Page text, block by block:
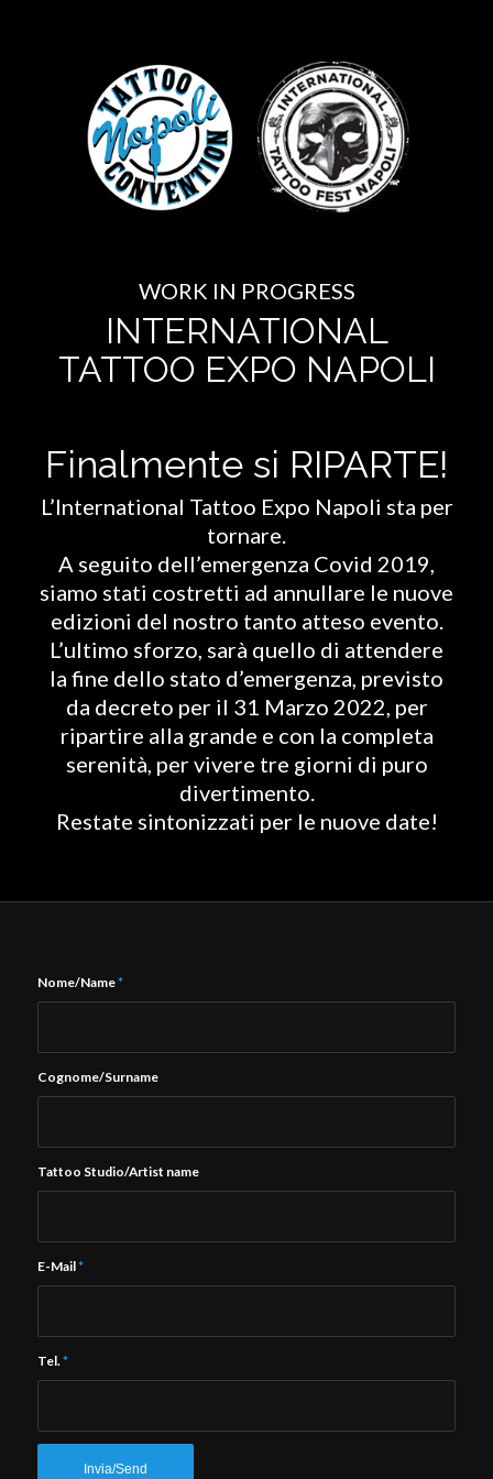
WORK IN PROGRESS
INTERNATIONAL
TATTOO EXPO NAPOLI
Finalmente si RIPARTE!
L’International Tattoo Expo Napoli sta per
tornare.
A seguito dell’emergenza Covid 2019,
siamo stati costretti ad annullare le nuove
edizioni del nostro tanto atteso evento.
L’ultimo sforzo, sarà quello di attendere
la fine dello stato d’emergenza, previsto
da decreto per il 31 Marzo 2022, per
ripartire alla grande e con la completa
serenità, per vivere tre giorni di puro
divertimento.
Restate sintonizzati per le nuove date!
Nome/Name*
Cognome/Surname
Tattoo Studio/Artist name
E-Mail*
Tel.*